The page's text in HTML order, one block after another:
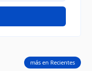
más en Recientes